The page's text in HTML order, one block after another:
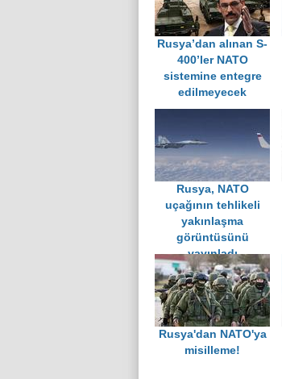
Rusya’dan alınan S-
400’ler NATO
sistemine entegre
edilmeyecek
Rusya, NATO
uçağının tehlikeli
yakınlaşma
görüntüsünü
yayınladı
Rusya'dan NATO'ya
misilleme!